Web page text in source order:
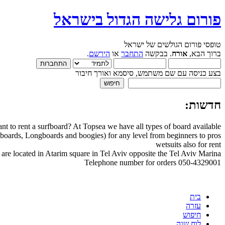
פורום גלישה הגדול בישראל
טופסי פורום הגולשים של ישראל
ברוך הבא, אורח. בבקשה התחבר או הירשם.
בצע כניסה עם שם משתמש, סיסמא ואורך חיבור
חדשות:
to rent a surfboard? At Topsea we have all types of board available
Longboards and boogies) for any level from beginners to pros
wetsuits also for rent
are located in Atarim square in Tel Aviv opposite the Tel Aviv Marina
Telephone number for orders 050-4329001
בית
עזרה
חיפוש